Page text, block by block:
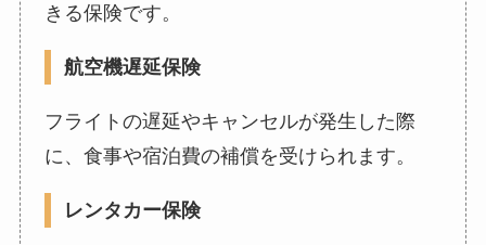
きる保険です。
航空機遅延保険
フライトの遅延やキャンセルが発生した際
に、食事や宿泊費の補償を受けられます。
レンタカー保険